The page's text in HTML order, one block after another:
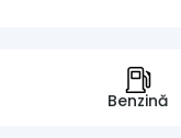
Benzină